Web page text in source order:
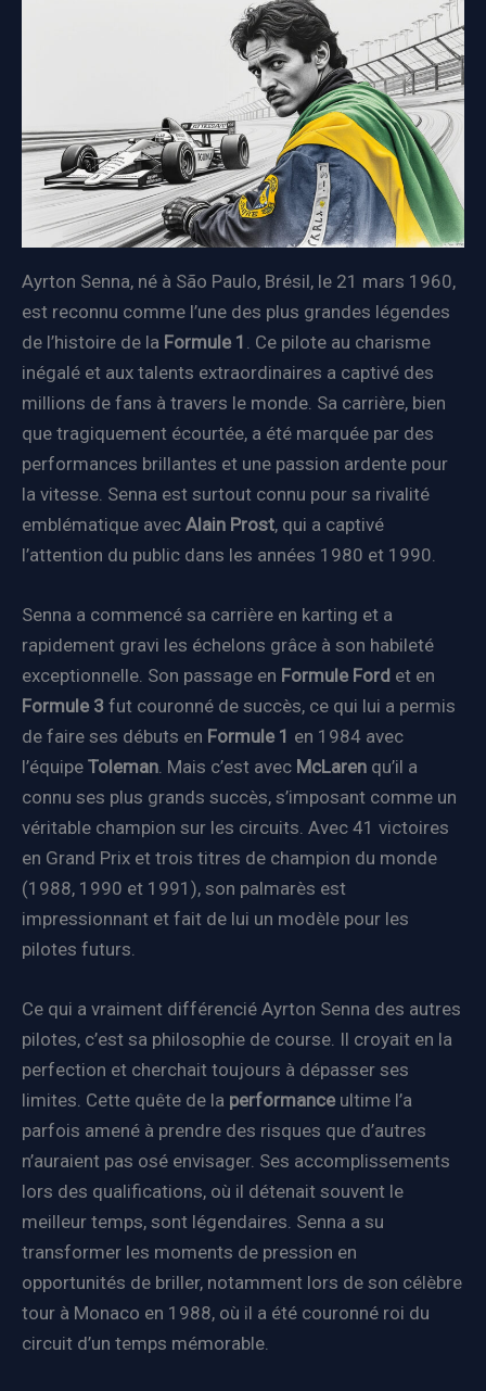
Ayrton Senna, né à São Paulo, Brésil, le 21 mars 1960,
est reconnu comme l’une des plus grandes légendes
de l’histoire de la Formule 1 . Ce pilote au charisme
inégalé et aux talents extraordinaires a captivé des
millions de fans à travers le monde. Sa carrière, bien
que tragiquement écourtée, a été marquée par des
performances brillantes et une passion ardente pour
la vitesse. Senna est surtout connu pour sa rivalité
emblématique avec Alain Prost, qui a captivé
l’attention du public dans les années 1980 et 1990.
Senna a commencé sa carrière en karting et a
rapidement gravi les échelons grâce à son habileté
exceptionnelle. Son passage en Formule Ford et en
Formule 3 fut couronné de succès, ce qui lui a permis
de faire ses débuts en Formule 1 en 1984 avec
l’équipe Toleman. Mais c’est avec McLaren qu’il a
connu ses plus grands succès, s’imposant comme un
véritable champion sur les circuits. Avec 41 victoires
en Grand Prix et trois titres de champion du monde
(1988, 1990 et 1991), son palmarès est
impressionnant et fait de lui un modèle pour les
pilotes futurs.
Ce qui a vraiment différencié Ayrton Senna des autres
pilotes, c’est sa philosophie de course. Il croyait en la
perfection et cherchait toujours à dépasser ses
limites. Cette quête de la performanceultime l’a
parfois amené à prendre des risques que d’autres
n’auraient pas osé envisager. Ses accomplissements
lors des qualifications, où il détenait souvent le
meilleur temps, sont légendaires. Senna a su
transformer les moments de pression en
opportunités de briller, notamment lors de son célèbre
tour à Monaco en 1988, où il a été couronné roi du
circuit d’un temps mémorable.